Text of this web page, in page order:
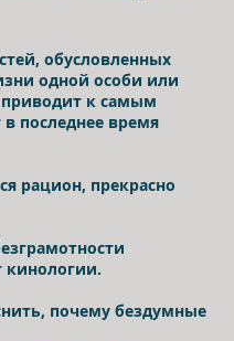
обусловленных
одной особи или
приводит к самым
последнее время
рацион, прекрасно
кинологии.
почему бездумные